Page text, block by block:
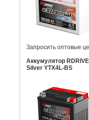
Запросить оптовые
Аккумулятор
Silver YTX4L-BS